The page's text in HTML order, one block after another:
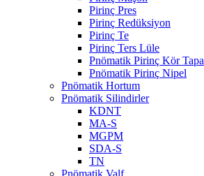
Pirinç Pres
Pirinç Redüksiyon
Pirinç Te
Pirinç Ters Lüle
Pnömatik Pirinç Kör Tapa
Pnömatik Pirinç Nipel
Pnömatik Hortum
Pnömatik Silindirler
KDNT
MA-S
MGPM
SDA-S
TN
Pnömatik Valf